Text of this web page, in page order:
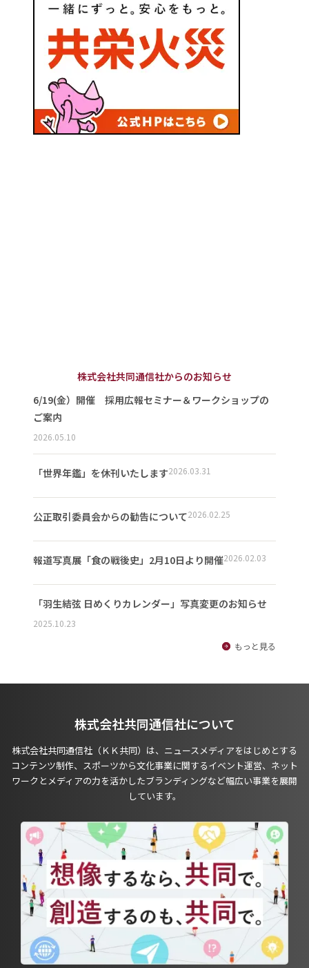
株式会社共同通信社からのお知らせ
6/19(金）開催 採用広報セミナー＆ワークショップの
ご案内
2026.05.10
「世界年鑑」を休刊いたします2026.03.31
公正取引委員会からの勧告について2026.02.25
報道写真展「食の戦後史」2月10日より開催2026.02.03
「羽生結弦 日めくりカレンダー」写真変更のお知らせ
2025.10.23
もっと見る
株式会社共同通信社について
株式会社共同通信社（ＫＫ共同）は、ニュースメディアをはじめとする
コンテンツ制作、スポーツから文化事業に関するイベント運営、ネット
ワークとメディアの力を活かしたブランディングなど幅広い事業を展開
しています。